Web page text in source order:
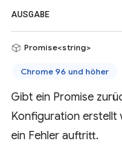
AUSGABE
Promise<string>
Chrome 96 und höher
Gibt ein Promise
Konfiguration erstellt
ein Fehler auftritt.